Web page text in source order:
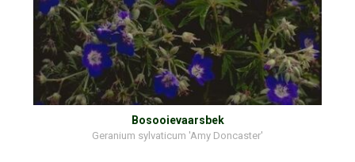
Bosooievaarsbek
Geranium sylvaticum 'Amy Doncaster'